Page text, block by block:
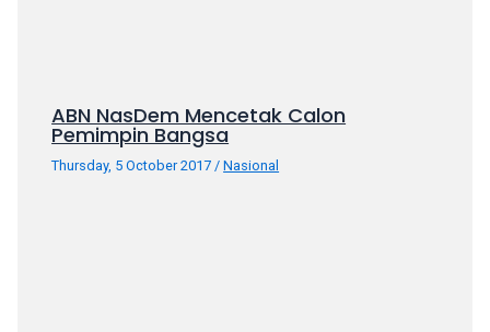
ABN NasDem Mencetak Calon
Pemimpin Bangsa
Thursday, 5 October 2017/Nasional